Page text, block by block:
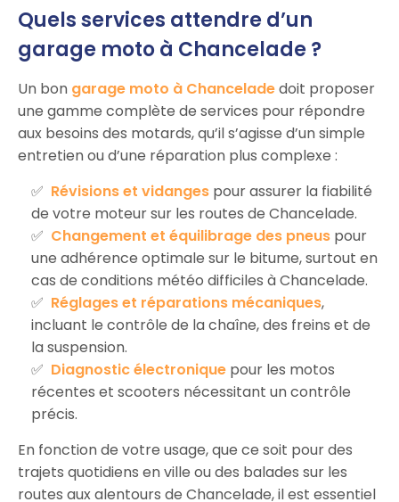
Quels services attendre d’un
garage moto à Chancelade ?
Un bon garage moto à Chanceladedoit proposer
une gamme complète de services pour répondre
aux besoins des motards, qu’il s’agisse d’un simple
entretien ou d’une réparation plus complexe :
Révisions et vidanges pour assurer la fiabilité
de votre moteur sur les routes de Chancelade.
Changement et équilibrage des pneus pour
une adhérence optimale sur le bitume, surtout en
cas de conditions météo difficiles à Chancelade.
Réglages et réparations mécaniques,
incluant le contrôle de la chaîne, des freins et de
la suspension.
Diagnostic électronique pour les motos
récentes et scooters nécessitant un contrôle
précis.
En fonction de votre usage, que ce soit pour des
trajets quotidiens en ville ou des balades sur les
routes aux alentours de Chancelade, il est essentiel